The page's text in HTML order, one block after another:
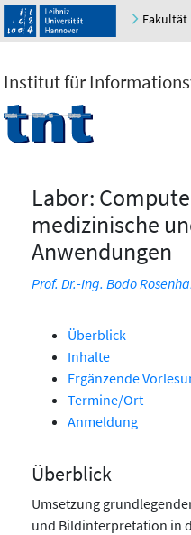
Fakultät
Institut für
Labor:
medizinische
Anwendungen
Prof. Dr.-Ing. Bodo
Überblick
Inhalte
Ergänzende
Termine/Ort
Anmeldung
Überblick
Umsetzung
und Bildinterpretation in